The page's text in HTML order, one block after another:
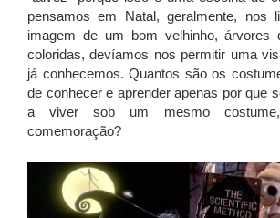
pensamos em Natal, geralmente, nos
imagem de um bom velhinho, árvores
coloridas, devíamos nos permitir uma
já conhecemos. Quantos são os
de conhecer e aprender apenas por que
a viver sob um mesmo
comemoração?